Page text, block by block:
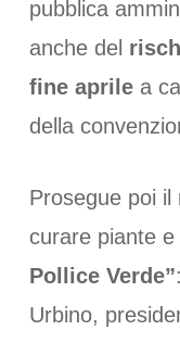
pubblica
anche del
fine aprilea
della
Prosegue poi
curare piante
Pollice Verde”
Urbino,